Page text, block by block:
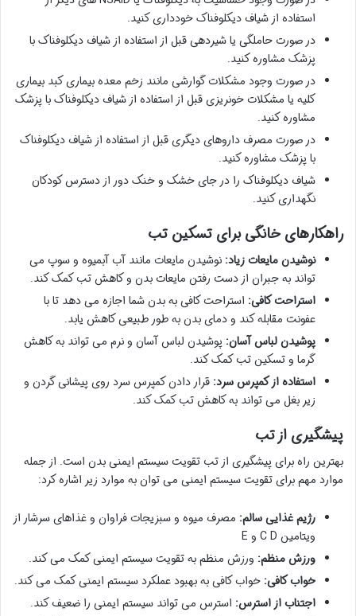
استفاده از شیاف دیکلوفناک خودداری کنید.
در صورت حاملگی یا شیردهی قبل از استفاده از شیاف دیکلوفناک با
پزشک مشاوره کنید.
در صورت وجود مشکلات گوارشی مانند زخم معده بیماری کبد بیماری
کلیه یا مشکلات خونریزی قبل از استفاده از شیاف دیکلوفناک با پزشک
مشاوره کنید.
در صورت مصرف داروهای دیگری قبل از استفاده از شیاف دیکلوفناک
با پزشک مشاوره کنید.
شیاف دیکلوفناک را در جای خشک و خنک دور از دسترس کودکان
نگهداری کنید.
راهکارهای خانگی برای تسکین تب
نوشیدن مایعات زیاد: نوشیدن مایعات مانند آب آبمیوه و سوپ می
تواند به جبران از دست رفتن مایعات بدن و کاهش تب کمک کند.
استراحت کافی: استراحت کافی به بدن شما اجازه می دهد تا با
عفونت مقابله کند و دمای بدن به طور طبیعی کاهش یابد.
پوشیدن لباس آسان: پوشیدن لباس آسان و نرم می تواند به کاهش
گرما و تسکین تب کمک کند.
استفاده از کمپرس سرد: قرار دادن کمپرس سرد روی پیشانی گردن و
زیر بغل می تواند به کاهش تب کمک کند.
پیشگیری از تب
بهترین راه برای پیشگیری از تب تقویت سیستم ایمنی بدن است. از جمله
موارد مهم برای تقویت سیستم ایمنی می توان به موارد زیر اشاره کرد:
رژیم غذایی سالم: مصرف میوه و سبزیجات فراوان و غذاهای سرشار از
ویتامین C D و E
ورزش منظم: ورزش منظم به تقویت سیستم ایمنی کمک می کند.
خواب کافی: خواب کافی به بهبود عملکرد سیستم ایمنی کمک می کند.
اجتناب از استرس: استرس می تواند سیستم ایمنی را ضعیف کند.